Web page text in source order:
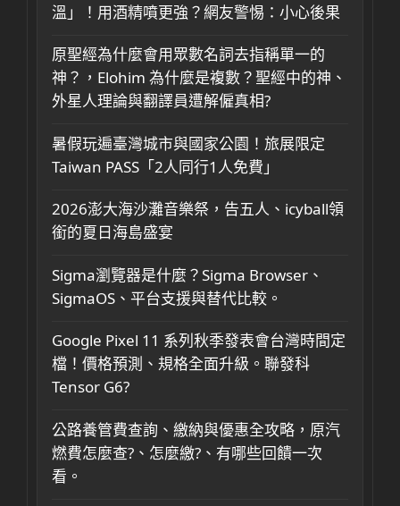
溫」！用酒精噴更強？網友警惕：小心後果
原聖經為什麼會用眾數名詞去指稱單一的
神？，Elohim 為什麼是複數？聖經中的神、
外星人理論與翻譯員遭解僱真相?
暑假玩遍臺灣城市與國家公園！旅展限定
Taiwan PASS「2人同行1人免費」
2026澎大海沙灘音樂祭，告五人、icyball領
銜的夏日海島盛宴
Sigma瀏覽器是什麼？Sigma Browser、
SigmaOS、平台支援與替代比較。
Google Pixel 11 系列秋季發表會台灣時間定
檔！價格預測、規格全面升級。聯發科
Tensor G6?
公路養管費查詢、繳納與優惠全攻略，原汽
燃費怎麼查?、怎麼繳?、有哪些回饋一次
看。